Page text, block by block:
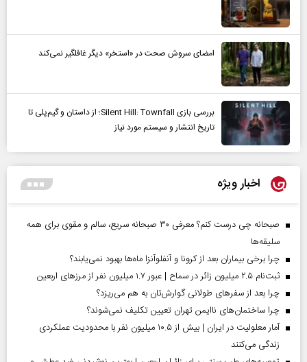
امضای سروش صحت در «استخر» دیگر غافلگیر نمی‌کند
بررسی بازی Silent Hill: Townfall؛ از داستان و گیم‌پلی تا
تاریخ انتشار و سیستم مورد نیاز
اخبار ویژه
صبحانه چی درست کنم؟ معرفی ۳۰ صبحانه سریع، سالم و مقوی برای همه
سلیقه‌ها
چرا برخی بیماران بعد از کرونا و آنفلوآنزا ماه‌ها بهبود نمی‌یابند؟
ثبت‌نام ۲.۵ میلیون زائر در سماح | عبور ۱.۷ میلیون نفر از مرز‌های اربعین
چرا بعد از سفرهای طولانی گوارش‌تان به هم می‌ریزد؟
چرا ساختمان‌های ناایمن تهران تعیین تکلیف نمی‌شوند؟
آمار معلولیت در ایران | بیش از ۱۰.۵ میلیون نفر با محدودیت عملکردی
زندگی می‌کنند